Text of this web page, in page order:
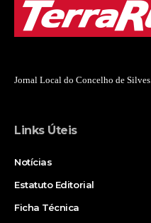
Jornal Local do Concelho de Silves.
Links Úteis
Notícias
Estatuto Editorial
Ficha Técnica